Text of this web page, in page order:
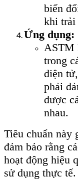
biến
khi trải
Ứng dụng:
ASTM
trong
điện
phải
được
nhau.
Tiêu chuẩn này
đảm bảo rằng
hoạt động hiệu
sử dụng thực tế.